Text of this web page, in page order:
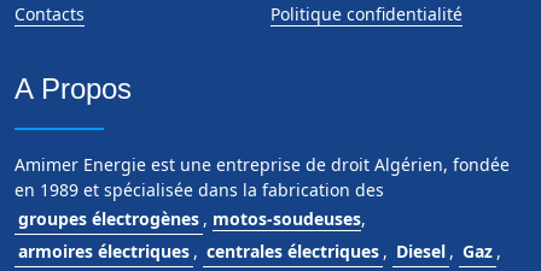
Contacts
Politique confidentialité
A Propos
Amimer Energie est une entreprise de droit Algérien, fondée
en 1989 et spécialisée dans la fabrication des
groupes électrogènes , motos-soudeuses,
armoires électriques , centrales électriques , Diesel , Gaz ,